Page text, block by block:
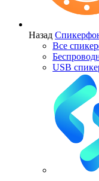
Назад
Все
USB